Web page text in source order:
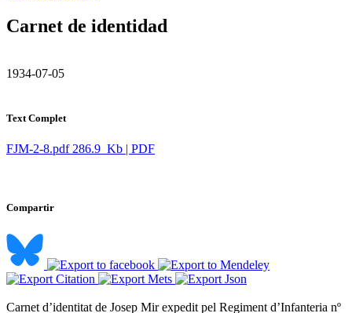
Carnet de identidad
​ 1934-07-05
Text Complet
FJM-2-8.pdf 286.9 Kb | PDF
Compartir
Carnet d’identitat de Josep Mir expedit pel Regiment d’Infanteria nº